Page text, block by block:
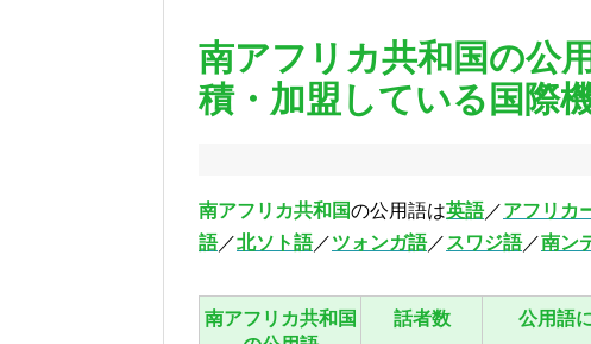
南アフリカ共和国の公
積・加盟している国際
南アフリカ共和国の公用語は英語／アフリカ
語／北ソト語／ツォンガ語／ スワジ語／南ン
南アフリカ共和国
話者数 公用語